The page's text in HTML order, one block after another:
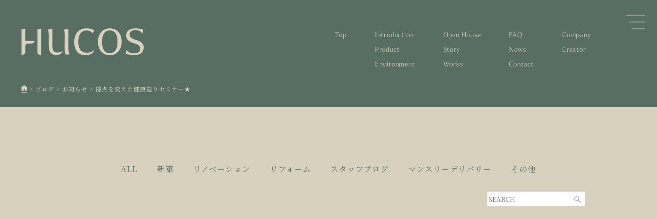
Top Introduction
5 空き家とリノベーション
Product
1 蓄熱するパッシブデザイン
4 家づくりの流れ
Environment
Open House
Story
Works
FAQ
News
Contact
Company
Creator
3 廃棄物について知る
4 100年後も評価される住宅へ
自然素材の温もりと快適性を実現
4 家づくりの流れ
> ブログ > お知らせ > 視点を変えた健康造りセミナー★
ALL 新築 リノベーション リフォーム スタッフブログ マンスリーデリバリー その他